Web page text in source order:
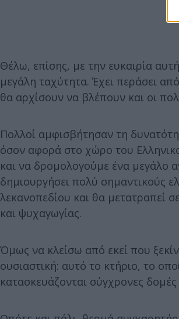
Θέλω, επίσης, με την ευκαιρία
μεγάλη ταχύτητα. Έχει περάσει
θα αρχίσουν να βλέπουν και οι
Πολλοί αμφισβήτησαν τη
όσον αφορά στο χώρο του
και να δρομολογούμε ένα μεγάλο
δημιουργήσει πολύ σημαντικούς
λεκανοπεδίου και θα μετατραπεί
και ψυχαγωγίας.
Όμως να κλείσω από εκεί που
ουσιαστική: αυτό το κτήριο, το
κατασκευάζονται σύγχρονες